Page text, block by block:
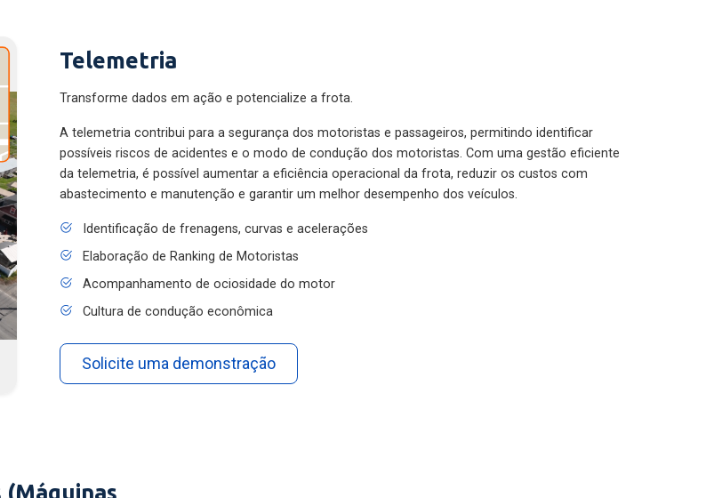
Telemetria
Transforme dados em ação e potencialize a frota.
A telemetria contribui para a segurança dos motoristas e passageiros, permitindo identificar
possíveis riscos de acidentes e o modo de condução dos motoristas. Com uma gestão eficiente
da telemetria, é possível aumentar a eficiência operacional da frota, reduzir os custos com
abastecimento e manutenção e garantir um melhor desempenho dos veículos.
Identificação de frenagens, curvas e acelerações
Elaboração de Ranking de Motoristas
Acompanhamento de ociosidade do motor
Cultura de condução econômica
Solicite uma demonstração
(Máquinas